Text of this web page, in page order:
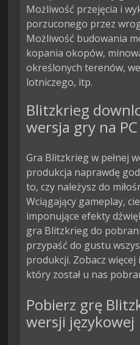
Możliwość przejęcia i
porzuconego przez
Możliwość budowania
kopania okopów,
określonych terenów,
lotniczego, itp.
Blitzkrieg
wersja gry na PC
Gra Blitzkrieg w pełnej
produkcja naprawdę
to, czy należysz do
Wciągający gameplay,
imponujące efekty
gra Blitzkrieg do
przypaść do gustu
produkcji. Zobacz
który został u nas
Pobierz grę
wersji językowej